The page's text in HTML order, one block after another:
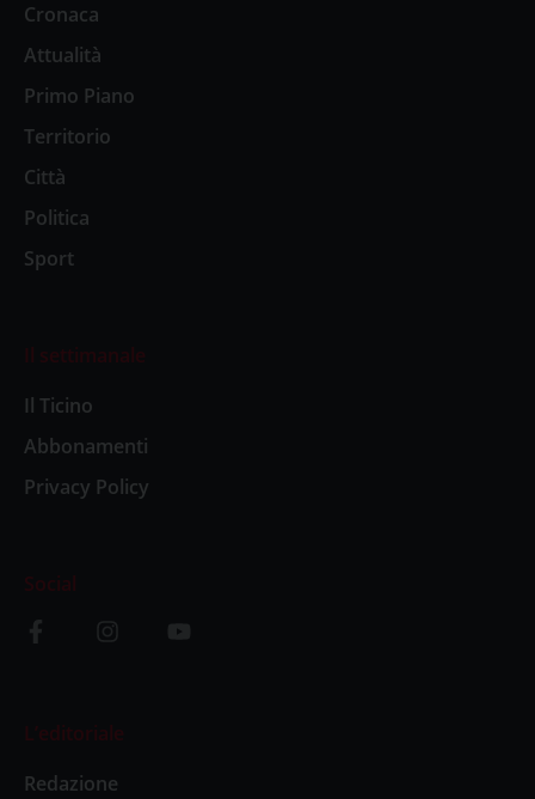
Cronaca
Attualità
Primo Piano
Territorio
Città
Politica
Sport
Il settimanale
Il Ticino
Abbonamenti
Privacy Policy
Social
L’editoriale
Redazione